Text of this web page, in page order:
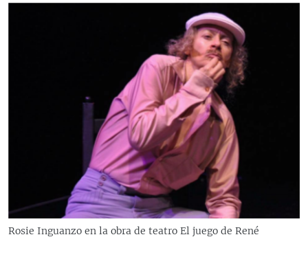
Rosie Inguanzo en la obra de teatro El juego de René